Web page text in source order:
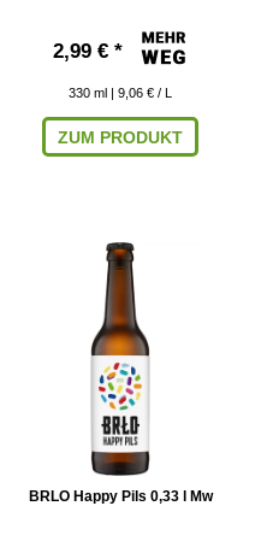
2,99 € *
330 ml | 9,06 € / L
ZUM PRODUKT
BRLO Happy Pils 0,33 l Mw